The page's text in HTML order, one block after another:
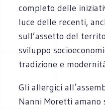
completo delle
luce delle recenti,
sull’assetto del
sviluppo
tradizione e
Gli allergici
Nanni Moretti amano